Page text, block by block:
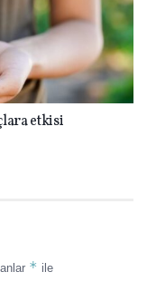
etkisi
* ile